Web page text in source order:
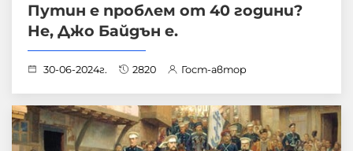
Путин е проблем от 40 години?
Не, Джо Байдън е.
30-06-2024г. 2820 Гост-автор